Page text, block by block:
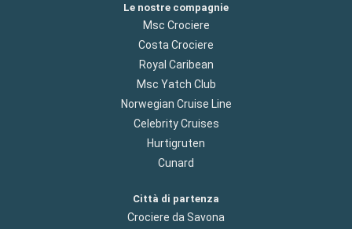
Le nostre compagnie
Msc Crociere
Costa Crociere
Royal Caribean
Msc Yatch Club
Norwegian Cruise Line
Celebrity Cruises
Hurtigruten
Cunard
Città di partenza
Crociere da Savona